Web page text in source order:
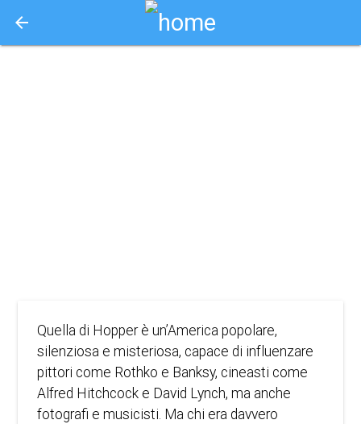
arrow_back
Quella di Hopper è un’America popolare,
silenziosa e misteriosa, capace di influenzare
pittori come Rothko e Banksy, cineasti come
Alfred Hitchcock e David Lynch, ma anche
fotografi e musicisti. Ma chi era davvero